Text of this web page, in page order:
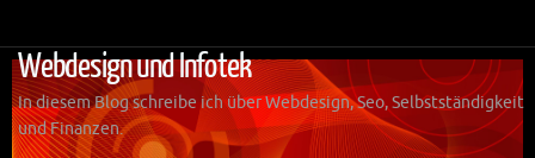
springen
Webdesign und Infotek
In diesem Blog schreibe ich über Webdesign, Seo, Selbstständigkeit
und Finanzen.